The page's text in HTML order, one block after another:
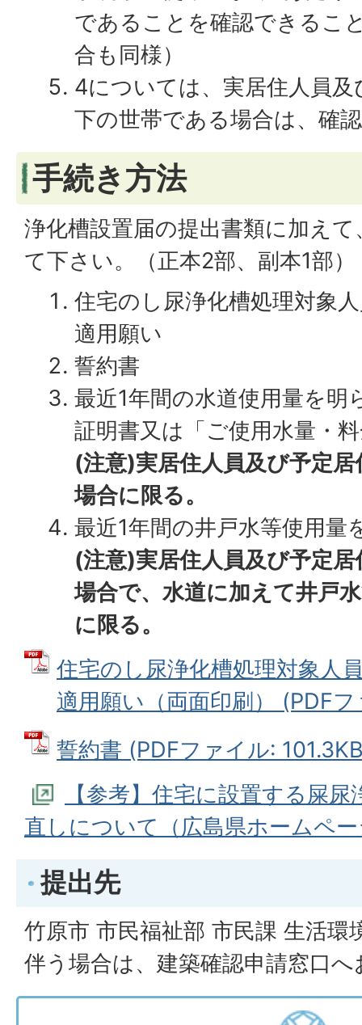
であることを確認できるこ
合も同様）
4については、実居住人員
下の世帯である場合は、確
手続き方法
浄化槽設置届の提出書類に加え
て下さい。（正本2部、副本1部）
住宅のし尿浄化槽処理対象
適用願い
誓約書
最近1年間の水道使用量を明
証明書又は「ご使用水量・
(注意)実居住人員及び予定
場合に限る。
最近1年間の井戸水等使用量
(注意)実居住人員及び予定
場合で、水道に加えて井戸
に限る。
住宅のし尿浄化槽処理対象人
適用願い（両面印刷） (PDF
誓約書 (PDFファイル:
【参考】住宅に設置する屎
直しについて（広島県ホームペ
提出先
竹原市 市民福祉部 市民課 生活環
伴う場合は、建築確認申請窓口